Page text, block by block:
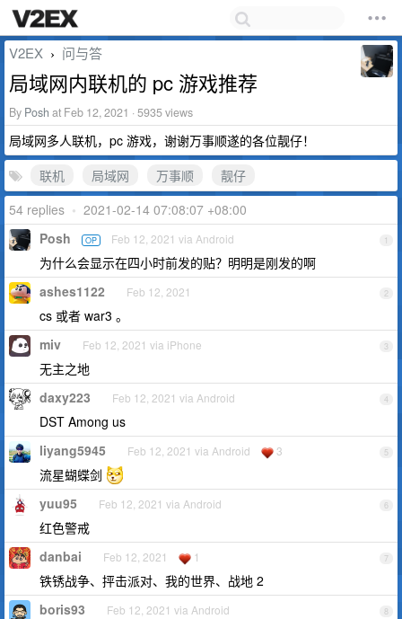
V2EX › 问与答
局域网内联机的 pc 游戏推荐
By Posh at Feb 12, 2021 · 5935 views
局域网多人联机，pc 游戏，谢谢万事顺遂的各位靓仔！
联机
局域网 万事顺
靓仔
54 replies • 2021-02-14 07:08:07 +08:00
1
Posh OP Feb 12, 2021 via Android
为什么会显示在四小时前发的贴？明明是刚发的啊
2
ashes1122 Feb 12, 2021
cs 或者 war3 。
3
miv Feb 12, 2021 via iPhone
无主之地
4
daxy223 Feb 12, 2021 via Android
DST Among us
5
liyang5945 Feb 12, 2021 via Android 3
流星蝴蝶剑
6
yuu95 Feb 12, 2021 via Android
红色警戒
7
danbai Feb 12, 2021 1
铁锈战争、抨击派对、我的世界、战地 2
8
boris93 Feb 12, 2021 via Android